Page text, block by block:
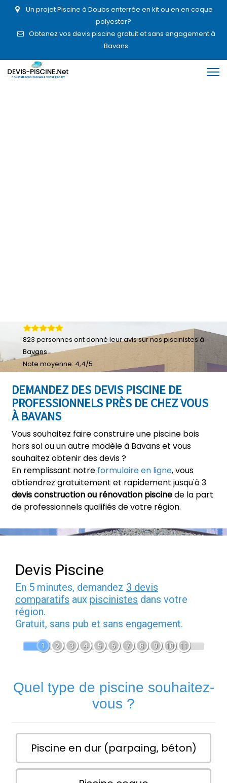
Un projet Piscine à Doubs enterrée en kit ou en en coque
polyester?
Obtenez vos devis piscine gratuit et sans engagement à
Bavans
DEMANDEZ DES DEVIS PISCINE DE
PROFESSIONNELS PRÈS DE CHEZ VOUS
À BAVANS
Vous souhaitez faire construire une piscine bois
hors sol ou un autre modèle à Bavans et vous
souhaitez obtenir des devis ?
En remplissant notre formulaire en ligne, vous
obtiendrez gratuitement et rapidement jusqu'à 3
devis construction ou rénovation piscinede la part
de professionnels qualifiés de votre région.
823 personnes ont donné leuravis sur nos piscinistes à
Bavans
Note moyenne: 4,4/5
Devis Piscine
En 5 minutes, demandez 3 devis
comparatifs aux piscinistes dans votre
région.
Gratuit, sans pub et sans engagement.
1 2 3 4 5 6 7 8 9 10 11
Quel type de piscine souhaitez-
vous ?
Piscine en dur (parpaing, béton)